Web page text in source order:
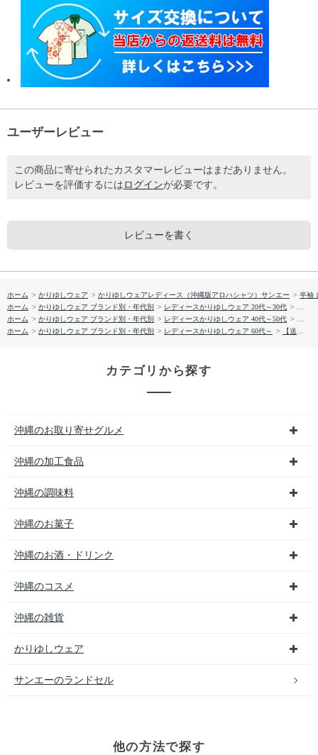
ユーザーレビュー
この商品に寄せられたカスタマーレビューはまだありません。
レビューを評価するには ログインが必要です。
レビューを書く
ホーム > かりゆしウェア > かりゆしウェアレディース（沖縄版アロハシャツ）サンエー > 半袖
ホーム > かりゆしウェア ブランド別・年代別 > レディースかりゆしウェア 20代～30代
ホーム > かりゆしウェア ブランド別・年代別 > レディースかりゆしウェア 40代～50代
ホーム > かりゆしウェア ブランド別・年代別 > レディースかりゆしウェア 60代～ > 【送料無料】琉球びんがた－壱柄 かりゆしウェア GTB21043S L
カテゴリから探す
沖縄のお取り寄せグルメ
沖縄の加工食品
沖縄の調味料
沖縄のお菓子
沖縄のお酒・ドリンク
沖縄のコスメ
沖縄の雑貨
かりゆしウェア
サンエーのランドセル
他の方法で探す